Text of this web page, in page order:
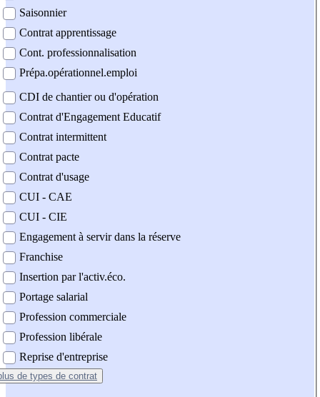
Saisonnier
Contrat apprentissage
Cont. professionnalisation
Prépa.opérationnel.emploi
CDI de chantier ou d'opération
Contrat d'Engagement Educatif
Contrat intermittent
Contrat pacte
Contrat d'usage
CUI - CAE
CUI - CIE
Engagement à servir dans la réserve
Franchise
Insertion par l'activ.éco.
Portage salarial
Profession commerciale
Profession libérale
Reprise d'entreprise
de types de contrat